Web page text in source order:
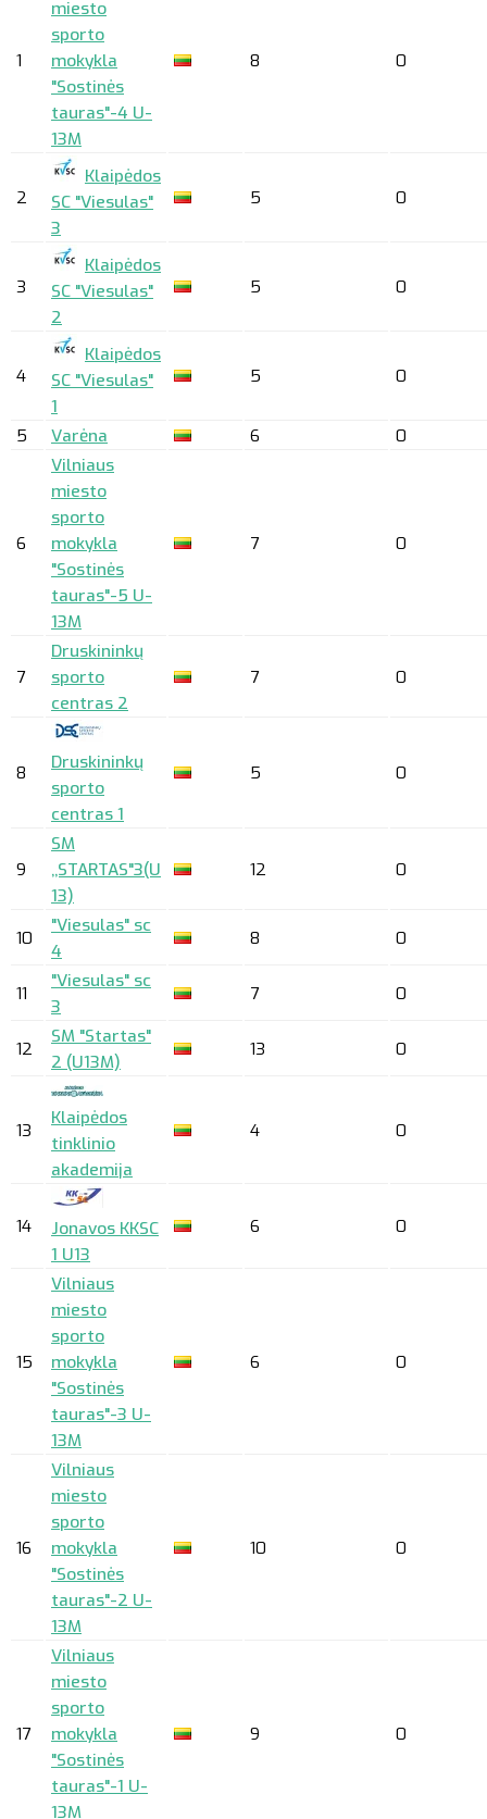
1
miesto
sporto
mokykla
"Sostinės
tauras"-4 U-
13M
8 0
2
Klaipėdos
SC "Viesulas"
3
5 0
3
Klaipėdos
SC "Viesulas"
2
5 0
4
Klaipėdos
SC "Viesulas"
1
5 0
5 Varėna 6 0
6
Vilniaus
miesto
sporto
mokykla
"Sostinės
tauras"-5 U-
13M
7 0
7
Druskininkų
sporto
centras 2
7 0
8
Druskininkų
sporto
centras 1
5 0
9
SM
,,STARTAS"3(U
13)
12 0
10
"Viesulas" sc
4
8 0
11
"Viesulas" sc
3
7 0
12
SM "Startas"
2 (U13M)
13 0
13
Klaipėdos
tinklinio
akademija
4 0
14
Jonavos KKSC
1 U13
6 0
15
Vilniaus
miesto
sporto
mokykla
"Sostinės
tauras"-3 U-
13M
6 0
16
Vilniaus
miesto
sporto
mokykla
"Sostinės
tauras"-2 U-
13M
10 0
17
Vilniaus
miesto
sporto
mokykla
"Sostinės
tauras"-1 U-
13M
9 0